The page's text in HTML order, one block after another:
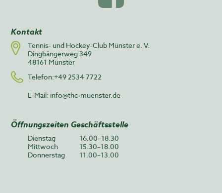
Kontakt
Tennis- und Hockey-Club Münster e. V.
Dingbängerweg 349
48161 Münster
Telefon:+49 2534 7722
E-Mail: info@thc-muenster.de
Öffnungszeiten Geschäftsstelle
Dienstag
16.00–18.30
Mittwoch
15.30–18.00
Donnerstag
11.00–13.00